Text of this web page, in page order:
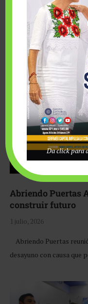
Fairmont Mayakoba y
esfuerzos para hacer
Abriendo Puertas
construir futuro
1 julio, 2026
Abriendo Puertas
desayuno con causa que
Da click para